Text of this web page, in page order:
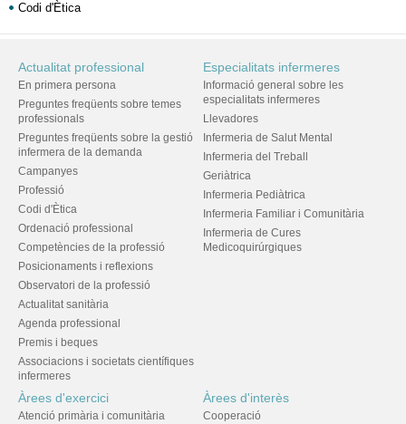
Codi d'Ètica
Actualitat professional
En primera persona
Preguntes freqüents sobre temes
professionals
Preguntes freqüents sobre la gestió
infermera de la demanda
Campanyes
Professió
Codi d'Ètica
Ordenació professional
Competències de la professió
Posicionaments i reflexions
Observatori de la professió
Actualitat sanitària
Agenda professional
Premis i beques
Associacions i societats científiques
infermeres
Especialitats infermeres
Informació general sobre les
especialitats infermeres
Llevadores
Infermeria de Salut Mental
Infermeria del Treball
Geriàtrica
Infermeria Pediàtrica
Infermeria Familiar i Comunitària
Infermeria de Cures
Medicoquirúrgiques
Àrees d'exercici
Atenció primària i comunitària
Àrees d'interès
Cooperació